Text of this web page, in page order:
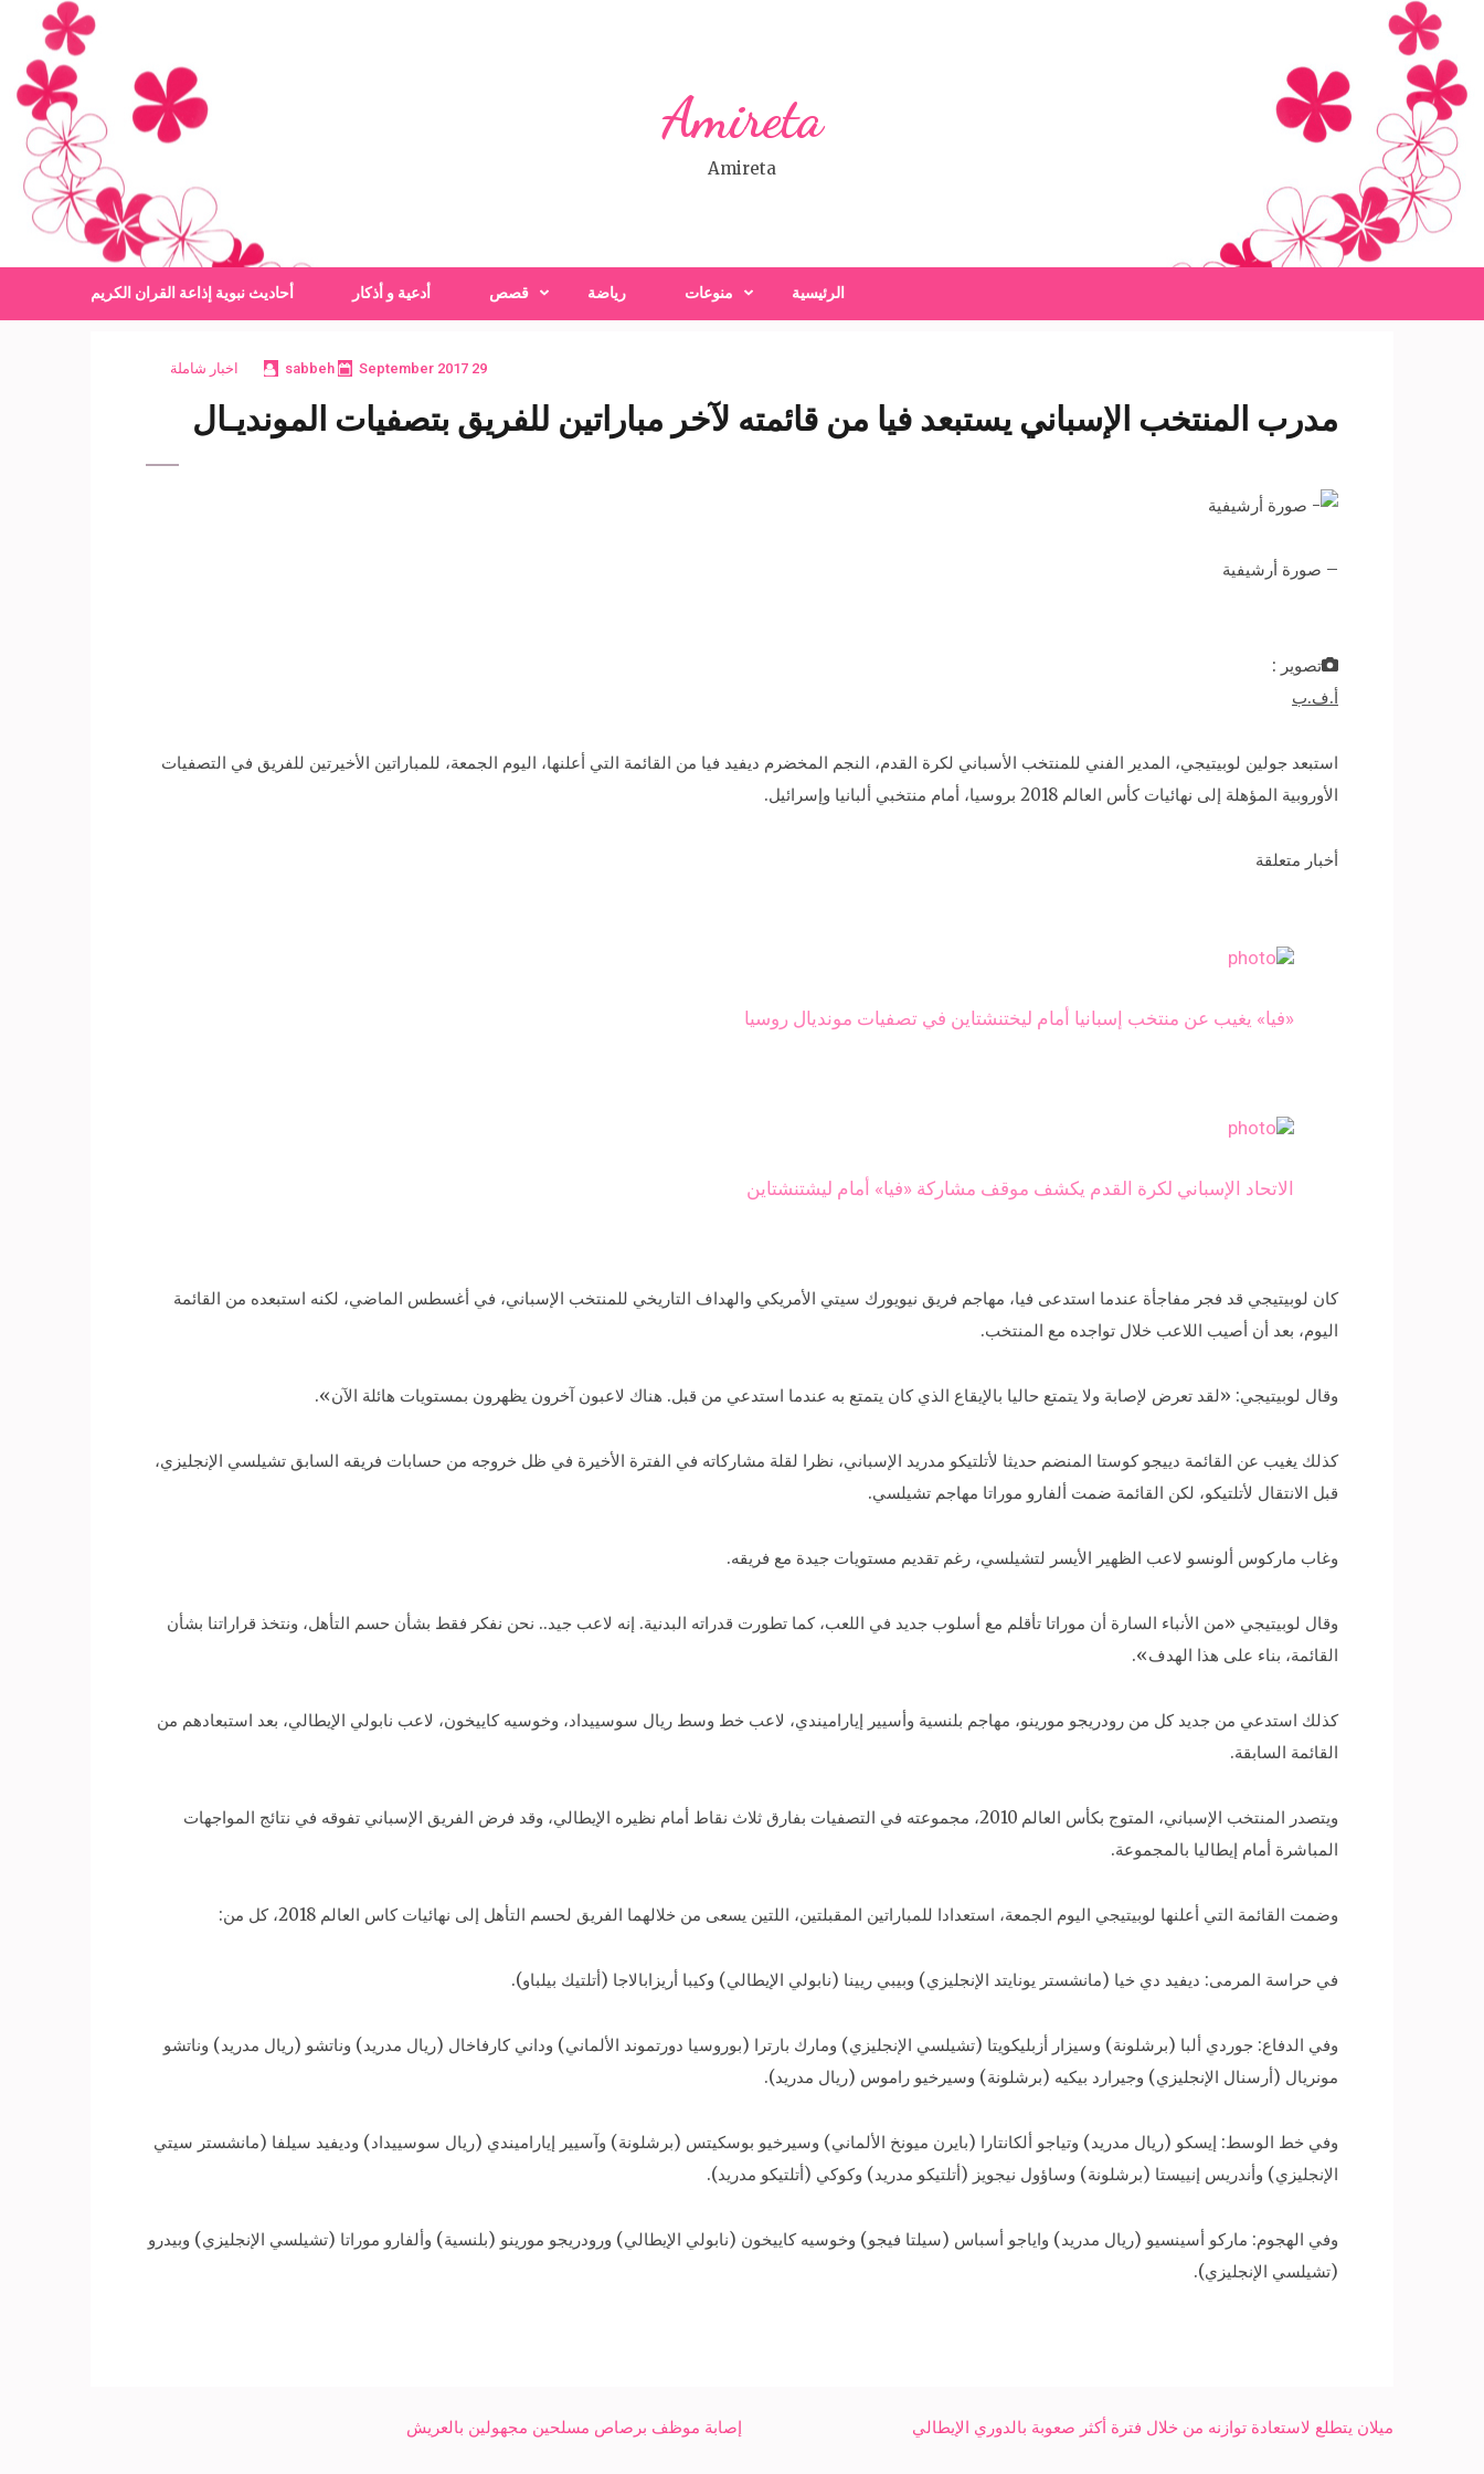
content
(Press
Enter)
Amireta
Amireta
الرئيسية منوعات رياضة قصص أدعية و أذكار أحاديث نبوية إذاعة القران الكريم
29 September 2017
sabbeh اخبار شاملة
مدرب المنتخب الإسباني يستبعد فيا من قائمته لآخر مباراتين للفريق بتصفيات المونديـال
– صورة أرشيفية
تصوير :
أ.ف.ب
استبعد جولين لوبيتيجي، المدير الفني للمنتخب الأسباني لكرة القدم، النجم المخضرم ديفيد فيا من القائمة التي أعلنها، اليوم الجمعة، للمباراتين الأخيرتين للفريق في التصفيات
الأوروبية المؤهلة إلى نهائيات كأس العالم 2018 بروسيا، أمام منتخبي ألبانيا وإسرائيل.
أخبار متعلقة
«فيا» يغيب عن منتخب إسبانيا أمام ليختنشتاين في تصفيات مونديال روسيا
الاتحاد الإسباني لكرة القدم يكشف موقف مشاركة «فيا» أمام ليشتنشتاين
كان لوبيتيجي قد فجر مفاجأة عندما استدعى فيا، مهاجم فريق نيويورك سيتي الأمريكي والهداف التاريخي للمنتخب الإسباني، في أغسطس الماضي، لكنه استبعده من القائمة
اليوم، بعد أن أصيب اللاعب خلال تواجده مع المنتخب.
وقال لوبيتيجي: «لقد تعرض لإصابة ولا يتمتع حاليا بالإيقاع الذي كان يتمتع به عندما استدعي من قبل. هناك لاعبون آخرون يظهرون بمستويات هائلة الآن».
كذلك يغيب عن القائمة دييجو كوستا المنضم حديثا لأتلتيكو مدريد الإسباني، نظرا لقلة مشاركاته في الفترة الأخيرة في ظل خروجه من حسابات فريقه السابق تشيلسي الإنجليزي،
قبل الانتقال لأتلتيكو، لكن القائمة ضمت ألفارو موراتا مهاجم تشيلسي.
وغاب ماركوس ألونسو لاعب الظهير الأيسر لتشيلسي، رغم تقديم مستويات جيدة مع فريقه.
وقال لوبيتيجي «من الأنباء السارة أن موراتا تأقلم مع أسلوب جديد في اللعب، كما تطورت قدراته البدنية. إنه لاعب جيد.. نحن نفكر فقط بشأن حسم التأهل، ونتخذ قراراتنا بشأن
القائمة، بناء على هذا الهدف».
كذلك استدعي من جديد كل من رودريجو مورينو، مهاجم بلنسية وأسيير إياراميندي، لاعب خط وسط ريال سوسييداد، وخوسيه كاييخون، لاعب نابولي الإيطالي، بعد استبعادهم من
القائمة السابقة.
ويتصدر المنتخب الإسباني، المتوج بكأس العالم 2010، مجموعته في التصفيات بفارق ثلاث نقاط أمام نظيره الإيطالي، وقد فرض الفريق الإسباني تفوقه في نتائج المواجهات
المباشرة أمام إيطاليا بالمجموعة.
وضمت القائمة التي أعلنها لوبيتيجي اليوم الجمعة، استعدادا للمباراتين المقبلتين، اللتين يسعى من خلالهما الفريق لحسم التأهل إلى نهائيات كاس العالم 2018، كل من:
في حراسة المرمى: ديفيد دي خيا (مانشستر يونايتد الإنجليزي) وبيبي ريينا (نابولي الإيطالي) وكيبا أريزابالاجا (أتلتيك بيلباو).
وفي الدفاع: جوردي ألبا (برشلونة) وسيزار أزبليكويتا (تشيلسي الإنجليزي) ومارك بارترا (بوروسيا دورتموند الألماني) وداني كارفاخال (ريال مدريد) وناتشو (ريال مدريد) وناتشو
مونريال (أرسنال الإنجليزي) وجيرارد بيكيه (برشلونة) وسيرخيو راموس (ريال مدريد).
وفي خط الوسط: إيسكو (ريال مدريد) وتياجو ألكانتارا (بايرن ميونخ الألماني) وسيرخيو بوسكيتس (برشلونة) وآسيير إياراميندي (ريال سوسييداد) وديفيد سيلفا (مانشستر سيتي
الإنجليزي) وأندريس إنييستا (برشلونة) وساؤول نيجويز (أتلتيكو مدريد) وكوكي (أتلتيكو مدريد).
وفي الهجوم: ماركو أسينسيو (ريال مدريد) واياجو أسباس (سيلتا فيجو) وخوسيه كاييخون (نابولي الإيطالي) ورودريجو مورينو (بلنسية) وألفارو موراتا (تشيلسي الإنجليزي) وبيدرو
(تشيلسي الإنجليزي).
Post
إصابة موظف برصاص مسلحين مجهولين بالعريش ميلان يتطلع لاستعادة توازنه من خلال فترة أكثر صعوبة بالدوري الإيطالي